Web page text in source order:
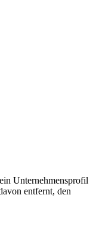
Unternehmensprofil
entfernt, den